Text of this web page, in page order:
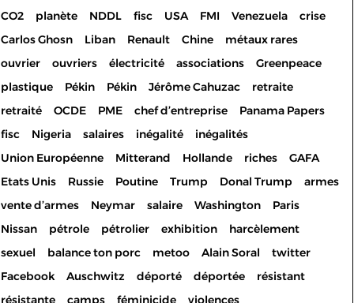
CO2
planète NDDL fisc USA FMI Venezuela
crise
Carlos Ghosn
Liban Renault Chine
métaux rares
ouvrier
ouvriers électricité associations
Greenpeace
plastique
Pékin Pékin Jérôme Cahuzac
retraite
retraité
OCDE PME chef d’entreprise
Panama Papers
fisc
Nigeria salaires inégalité
inégalités
Union Européenne
Mitterand Hollande riches
GAFA
Etats Unis
Russie Poutine Trump Donal Trump
armes
vente d’armes
Neymar salaire Washington
Paris
Nissan
pétrole pétrolier exhibition
harcèlement
sexuel
balance ton porc metoo Alain Soral
twitter
Facebook
Auschwitz déporté déportée
résistant
résistante
camps féminicide
violences